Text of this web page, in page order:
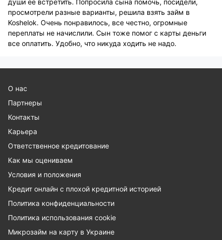
просмотрели разные варианты, решила взять займ в
Koshelok. Очень понравилось, все честно, огромные
переплаты не начислили. Сын тоже помог с карты деньги
все оплатить. Удобно, что никуда ходить не надо.
О нас
Партнеры
Контакты
Карьера
Ответственное кредитование
Как мы оцениваем
Условия и положения
Кредит онлайн с плохой кредитной историей
Политика конфиденциальности
Политика использования cookie
Микрозайм на карту в Украине